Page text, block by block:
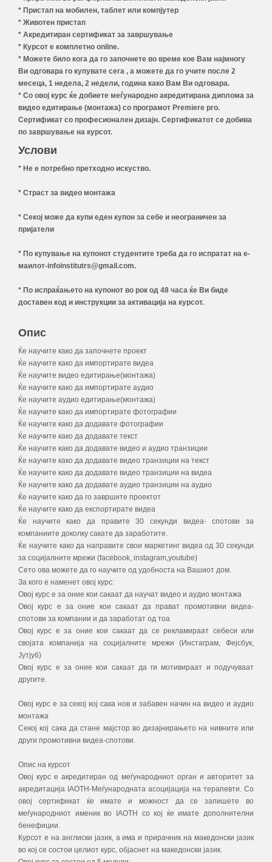
* Пристап на мобилен, таблет или компјутер
* Животен пристап
* Акредитиран сертификат за завршување
* Курсот е комплетно online.
* Можете било кога да го започнете во време кое Вам најмногу
Ви одговара го купувате сега , а можете да го учите после 2
месеца, 1 недела, 2 недели, година како Вам Ви одговара.
* Со овој курс ќе добиете меѓународно акредитирана диплома за
видео едитирање (монтажа) со програмот Premiere pro.
Сертификат со професионален дизајн. Сертификатот се добива
по завршување на курсот.
Услови
* Не е потребно претходно искуство.
* Страст за видео монтажа
* Секој може да купи еден купон за себе и неограничен за
пријатели
* По купување на купонот студентите треба да го испратат на е-
маилот-infoinstitutrs@gmail.com.
* По испраќањето на купонот во рок од 48 часа ќе Ви биде
доставен код и инструкции за активација на курсот.
Опис
Ќе научите како да започнете проект
Ќе научите како да импортирате видеа
Ќе научите видео едитирање(монтажа)
Ќе научите како да импортирате аудио
Ќе научите аудио едитирање(монтажа)
Ќе научите како да импортирате фотографии
Ќе научите како да додавате фотографии
Ќе научите како да додавате текст
Ќе научите како да додавате видео и аудио транзиции
Ќе научите како да додавате видео транзиции на текст
Ќе научите како да додавате видео транзиции на видеа
Ќе научите како да додавате аудио транзиции на аудио
Ќе научите како да го завршите проектот
Ќе научите како да експортирате видеа
Ќе научите како да правите 30 секунди видеа- спотови за
компаниите доколку сакате да заработите.
Ќе научите како да направите свои маркетинг видеа од 30 секунди
за социјалните мрежи (facebook, instagram,youtube)
Сето ова можете да го научите од удобноста на Вашиот дом.
За кого е наменет овој курс:
Овој курс е за оние кои сакаат да научат видео и аудио монтажа
Овој курс е за оние кои сакаат да прават промотивни видеа-
спотови за компании и да заработат од тоа
Овој курс е за оние кои сакаат да се рекламираат себеси или
својата компанија на социјалните мрежи (Инстаграм, Фејсбук,
Јутјуб)
Овој курс е за оние кои сакаат да ги мотивираат и подучуваат
другите.
Овој курс е за секој кој сака нов и забавен начин на видео и аудио
монтажа
Секој кој сака да стане мајстор во дизајнирањето на нивните или
други промотивни видеа-спотови.
Опис на курсот
Овој курс е акредитиран од меѓународниот орган и авторитет за
акредитација IAOTH-Меѓународната асоцијација на терапевти. Со
овој сертификат ќе имате и можност да се запишете во
меѓународниот именик во IAOTH со кој ќе имате дополнителни
бенефиции.
Курсот е на англиски јазик, а има и прирачник на македонски јазик
во кој се состои целиот курс, објаснет на македонски јазик.